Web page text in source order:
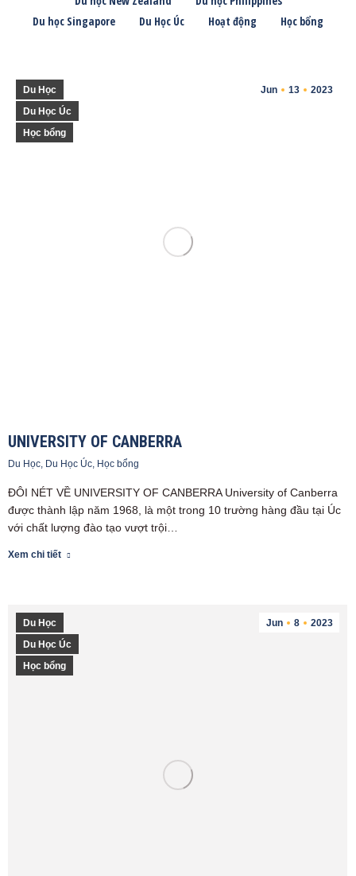
Du học Singapore
Du Học Úc Hoạt động Học bổng
Jun 13 2023
Du Học
Du Học Úc
Học bổng
UNIVERSITY OF CANBERRA
Du Học, Du Học Úc, Học bổng
ĐÔI NÉT VỀ UNIVERSITY OF CANBERRA University of Canberra
được thành lập năm 1968, là một trong 10 trường hàng đầu tại Úc
với chất lượng đào tạo vượt trội…
Xem chi tiết
Jun 8 2023
Du Học
Du Học Úc
Học bổng